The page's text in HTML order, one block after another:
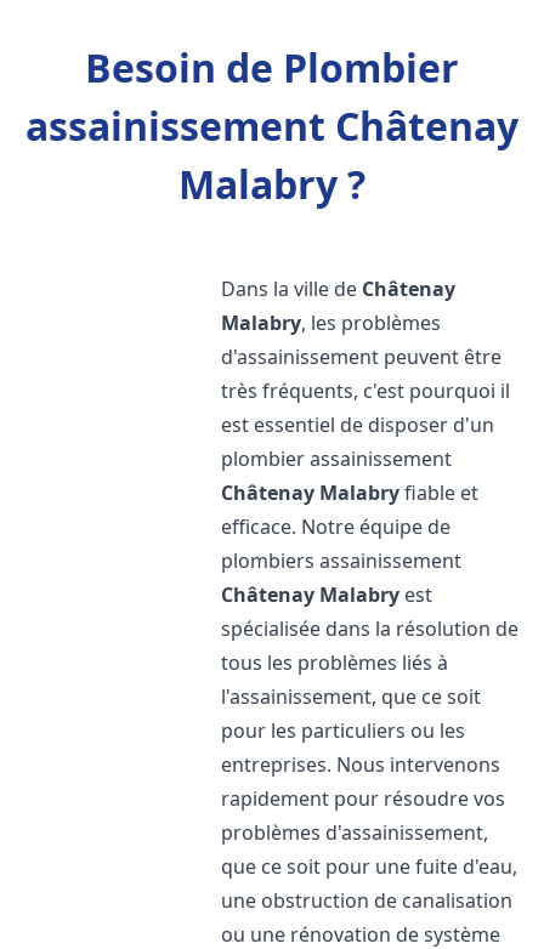
Besoin de Plombier
assainissement Châtenay
Malabry ?
Dans la ville de Châtenay
Malabry, les problèmes
d'assainissement peuvent être
très fréquents, c'est pourquoi il
est essentiel de disposer d'un
plombier assainissement
Châtenay Malabryfiable et
efficace. Notre équipe de
plombiers assainissement
Châtenay Malabry est
spécialisée dans la résolution de
tous les problèmes liés à
l'assainissement, que ce soit
pour les particuliers ou les
entreprises. Nous intervenons
rapidement pour résoudre vos
problèmes d'assainissement,
que ce soit pour une fuite d'eau,
une obstruction de canalisation
ou une rénovation de système